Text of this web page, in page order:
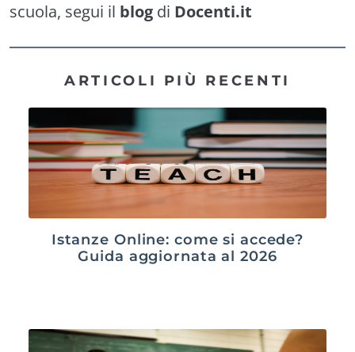
scuola, segui il blog di Docenti.it
ARTICOLI PIÙ RECENTI
Istanze Online: come si accede?
Guida aggiornata al 2026